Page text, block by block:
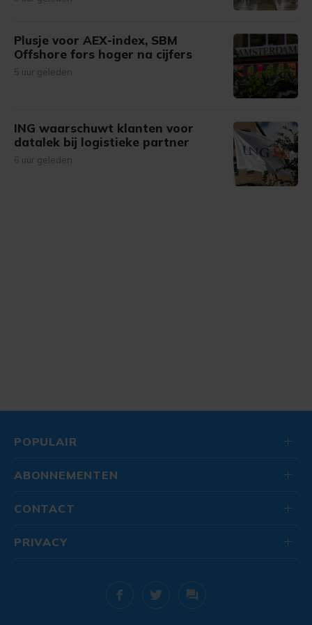
Plusje voor AEX-index, SBM
Offshore fors hoger na cijfers
5 uur geleden
ING waarschuwt klanten voor
datalek bij logistieke partner
6 uur geleden
POPULAIR
ABONNEMENTEN
CONTACT
PRIVACY